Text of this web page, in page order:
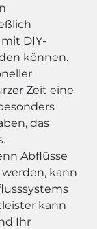
DIY-
können.
Zeit eine
das
Abflüsse
kann
kann
Ihr